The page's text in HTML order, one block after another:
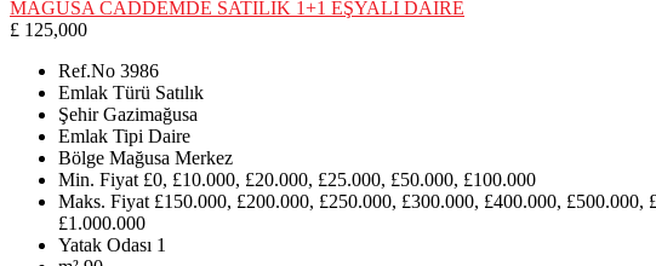
MAĞUSA CADDEMDE SATILIK 1+1 EŞYALI DAİRE
£ 125,000
Ref.No 3986
Emlak Türü Satılık
Şehir Gazimağusa
Emlak Tipi Daire
Bölge Mağusa Merkez
Min. Fiyat £0, £10.000, £20.000, £25.000, £50.000, £100.000
Maks. Fiyat £150.000, £200.000, £250.000, £300.000, £400.000, £500.000,
£1.000.000
Yatak Odası 1